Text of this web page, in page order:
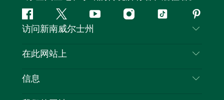
Facebook叽
叽
喳
YouTubeInstagram
抖
访问新南威尔士州
联系我们
隐私
在此网站上
目的地
信息